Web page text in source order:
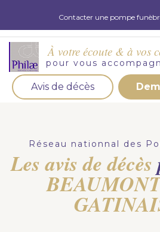
Contacter une pompe
À votre écoute & à vos
pour vous
Avis de décès
d'obsèques, nos équipe
dans les meilleurs délais.
Demander un devis obsèques
Réseau nationnal des
Les avis de décès